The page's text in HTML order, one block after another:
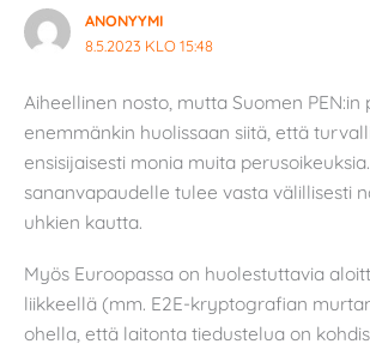
ANONYYMI
8.5.2023 KLO 15:48
Aiheellinen nosto, mutta Suomen PEN:in
enemmänkin huolissaan siitä, että
ensisijaisesti monia muita
sananvapaudelle tulee vasta välillisesti
uhkien kautta.
Myös Euroopassa on huolestuttavia
liikkeellä (mm. E2E-kryptografian
ohella, että laitonta tiedustelua on